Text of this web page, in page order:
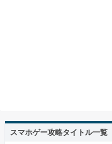
スマホゲー攻略タイトル一覧